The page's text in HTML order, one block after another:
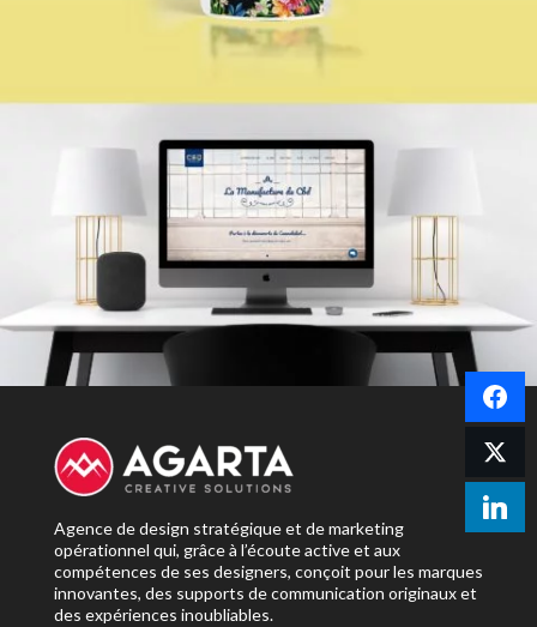
Agence de design stratégique et de marketing
opérationnel qui, grâce à l’écoute active et aux
compétences de ses designers, conçoit pour les marques
innovantes, des supports de communication originaux et
des expériences inoubliables.